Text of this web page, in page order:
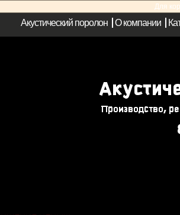
Для
Акустический поролон О компании